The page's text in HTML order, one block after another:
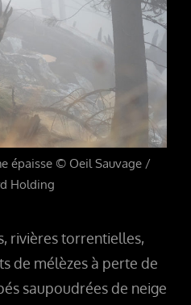
épaisse © Oeil Sauvage /
Holding
rivières torrentielles,
de mélèzes à perte de
saupoudrées de neige